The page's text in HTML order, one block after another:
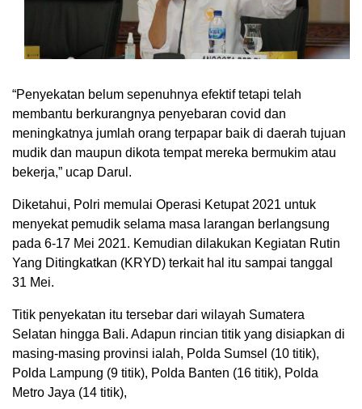
“Penyekatan belum sepenuhnya efektif tetapi telah
membantu berkurangnya penyebaran covid dan
meningkatnya jumlah orang terpapar baik di daerah tujuan
mudik dan maupun dikota tempat mereka bermukim atau
bekerja,” ucap Darul.
Diketahui, Polri memulai Operasi Ketupat 2021 untuk
menyekat pemudik selama masa larangan berlangsung
pada 6-17 Mei 2021. Kemudian dilakukan Kegiatan Rutin
Yang Ditingkatkan (KRYD) terkait hal itu sampai tanggal
31 Mei.
Titik penyekatan itu tersebar dari wilayah Sumatera
Selatan hingga Bali. Adapun rincian titik yang disiapkan di
masing-masing provinsi ialah, Polda Sumsel (10 titik),
Polda Lampung (9 titik), Polda Banten (16 titik), Polda
Metro Jaya (14 titik),